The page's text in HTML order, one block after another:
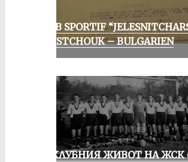
CLUB SPORTIF
ROUSTCHOUK – BULGARIEN
ИЗ КЛУБНИЯ ЖИВОТ НА ЖСК